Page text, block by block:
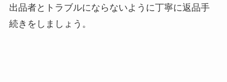
出品者とトラブルにならないように丁寧に返品手
続きをしましょう。